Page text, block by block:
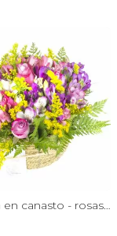
Ángel Lila en canasto - rosas lila y astromelias